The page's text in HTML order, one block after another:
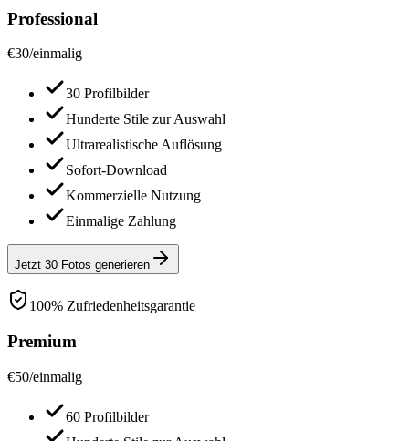
Professional
€30/einmalig
30 Profilbilder
Hunderte Stile zur Auswahl
Ultrarealistische Auflösung
Sofort-Download
Kommerzielle Nutzung
Einmalige Zahlung
Jetzt 30 Fotos generieren
100% Zufriedenheitsgarantie
Premium
€50/einmalig
60 Profilbilder